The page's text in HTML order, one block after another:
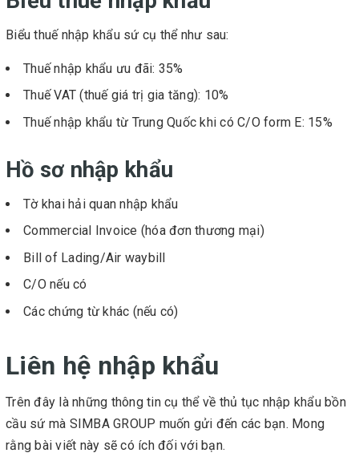
Biểu thuế nhập khẩu sứ cụ thể như sau:
Thuế nhập khẩu ưu đãi: 35%
Thuế VAT (thuế giá trị gia tăng): 10%
Thuế nhập khẩu từ Trung Quốc khi có C/O form E: 15%
Hồ sơ nhập khẩu
Tờ khai hải quan nhập khẩu
Commercial Invoice (hóa đơn thương mại)
Bill of Lading/Air waybill
C/O nếu có
Các chứng từ khác (nếu có)
Liên hệ nhập khẩu
Trên đây là những thông tin cụ thể về thủ tục nhập khẩu bồn
cầu sứ mà SIMBA GROUP muốn gửi đến các bạn. Mong
rằng bài viết này sẽ có ích đối với bạn.